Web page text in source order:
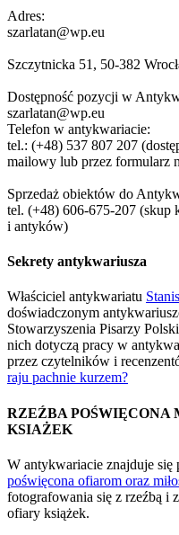
Adres:
szarlatan@wp.eu
Szczytnicka 51, 50-382
Dostępność pozycji w
szarlatan@wp.eu
Telefon w antykwariacie:
tel.: (+48) 537 807 207
mailowy lub przez formularz
Sprzedaż obiektów do
tel. (+48) 606-675-207 (skup
i antyków)
Sekrety antykwariusza
Właściciel antykwariatu
doświadczonym
Stowarzyszenia Pisarzy
nich dotyczą pracy w
przez czytelników i
raju pachnie kurzem?
RZEŹBA
KSIAŻEK
W antykwariacie znajduje się
poświęcona ofiarom oraz
fotografowania się z rzeźbą i
ofiary książek.